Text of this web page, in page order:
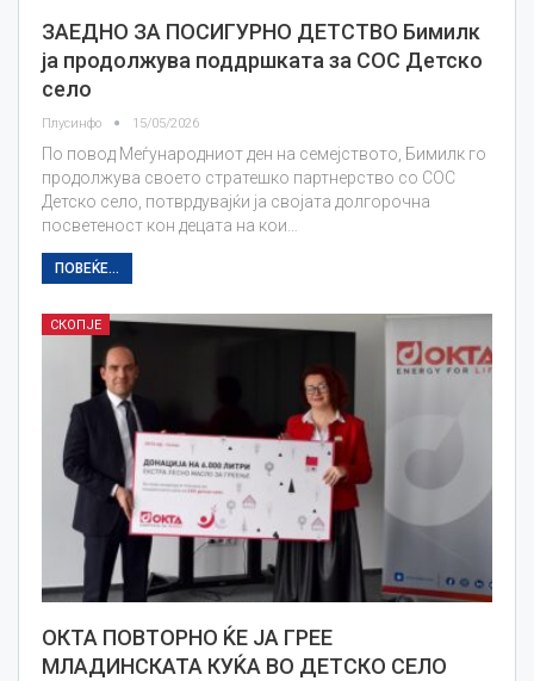
ЗАЕДНО ЗА ПОСИГУРНО ДЕТСТВО Бимилк
ја продолжува поддршката за СОС Детско
село
Плусинфо 15/05/2026
По повод Меѓународниот ден на семејството, Бимилк го
продолжува своето стратешко партнерство со СОС
Детско село, потврдувајќи ја својата долгорочна
посветеност кон децата на кои…
ПОВЕЌЕ...
СКОПЈЕ
ОКТА ПОВТОРНО ЌЕ ЈА ГРЕЕ
МЛАДИНСКАТА КУЌА ВО ДЕТСКО СЕЛО